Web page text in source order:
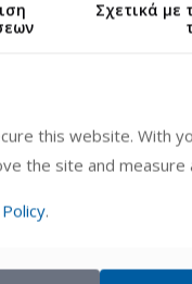
Σχετικά με
this website. With
the site and measure
.